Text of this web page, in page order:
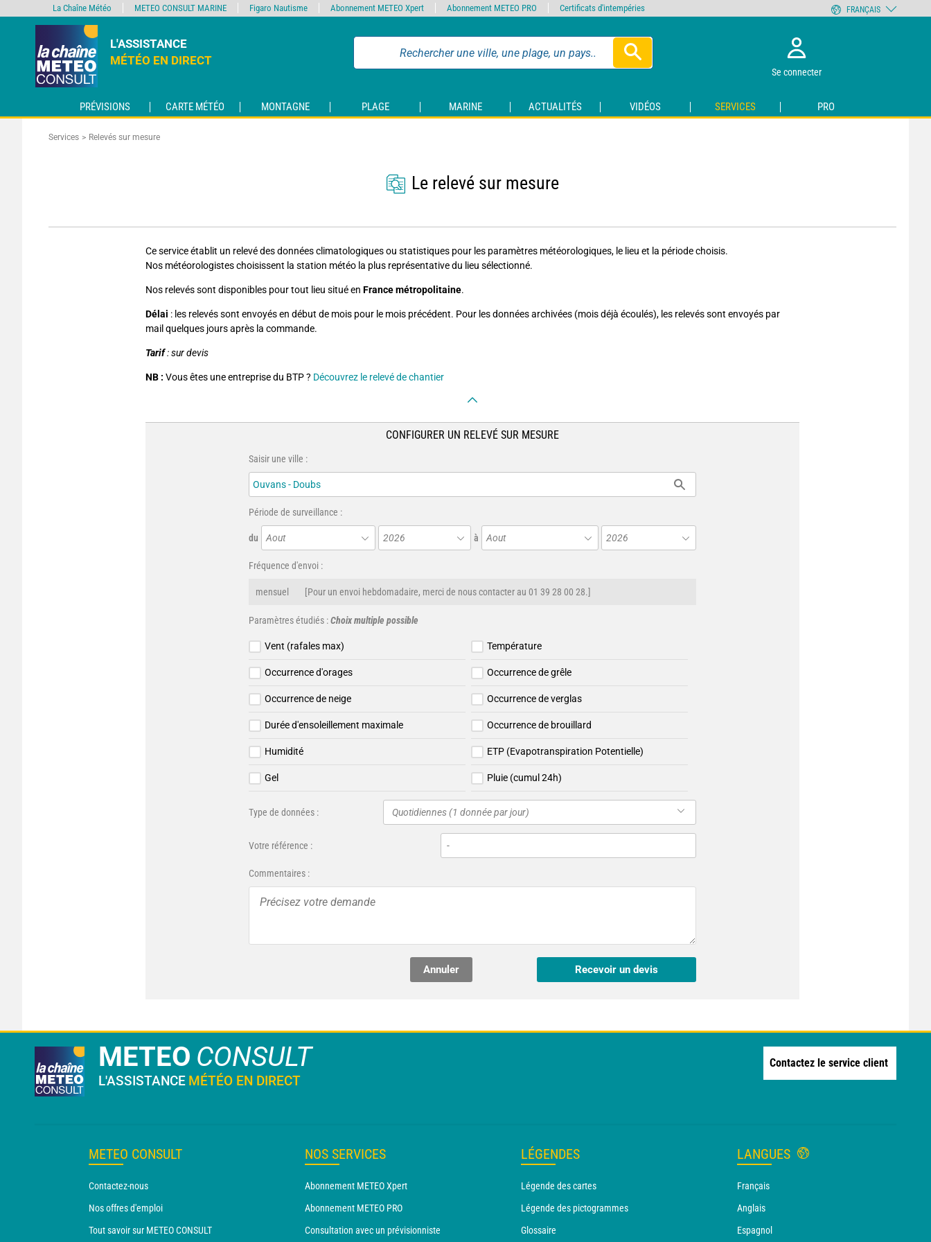
L'ASSISTANCE
MÉTÉO EN DIRECT
Se connecter
PRÉVISIONS CARTE MÉTÉO MONTAGNE PLAGE MARINE ACTUALITÉS VIDÉOS SERVICES PRO
Services Relevés sur mesure
Le relevé sur mesure
Ce service établit un relevé des données climatologiques ou statistiques pour les paramètres météorologiques, le lieu et la période choisis.
Nos météorologistes choisissent la station météo la plus représentative du lieu sélectionné.
Nos relevés sont disponibles pour tout lieu situé en France métropolitaine.
Délai : les relevés sont envoyés en début de mois pour le mois précédent. Pour les données archivées (mois déjà écoulés), les relevés sont envoyés par
mail quelques jours après la commande.
Tarif: sur devis
NB : Vous êtes une entreprise du BTP ? Découvrez le relevé de chantier
CONFIGURER UN RELEVÉ SUR MESURE
Saisir une ville :
Période de surveillance :
du Aout 2026 à Aout 2026
Fréquence d'envoi :
mensuel [Pour un envoi hebdomadaire, merci de nous contacter au 01 39 28 00 28.]
Paramètres étudiés : Choix multiple possible
Vent (rafales max) Température
Occurrence d'orages Occurrence de grêle
Occurrence de neige Occurrence de verglas
Durée d'ensoleillement maximale Occurrence de brouillard
Humidité ETP (Evapotranspiration Potentielle)
Gel Pluie (cumul 24h)
Type de données : Quotidiennes (1 donnée par jour)
Votre référence :
Commentaires :
Annuler Recevoir un devis
METEO CONSULT
L'ASSISTANCE MÉTÉO EN DIRECT
Contactez le service client
METEO CONSULT
Contactez-nous
Nos offres d'emploi
Tout savoir sur METEO CONSULT
NOS SERVICES
Abonnement METEO Xpert
Abonnement METEO PRO
Consultation avec un prévisionniste
LÉGENDES
Légende des cartes
Légende des pictogrammes
Glossaire
LANGUES
Français
Anglais
Espagnol
La Chaîne Météo METEO CONSULT MARINE Figaro Nautisme Abonnement METEO Xpert Abonnement METEO PRO Certificats d'intempéries FRANÇAIS